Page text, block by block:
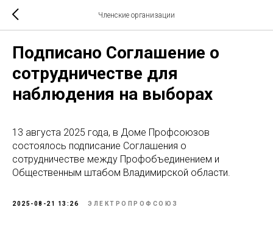
Членские организации
Подписано Соглашение о
сотрудничестве для
наблюдения на выборах
13 августа 2025 года, в Доме Профсоюзов
состоялось подписание Соглашения о
сотрудничестве между Профобъединением и
Общественным штабом Владимирской области.
2025-08-21 13:26 ЭЛЕКТРОПРОФСОЮЗ